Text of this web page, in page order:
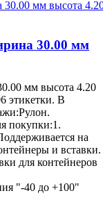
30.00 мм
мм высота 4.20
этикетки. В
покупки:1.
на
и вставки.
для контейнеров
"-40 до +100"